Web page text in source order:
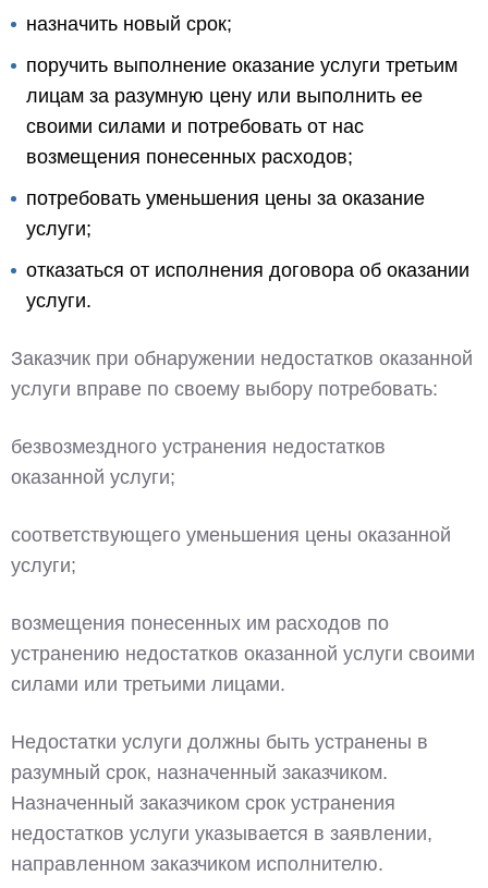
назначить новый срок;
поручить выполнение оказание услуги третьим
лицам за разумную цену или выполнить ее
своими силами и потребовать от нас
возмещения понесенных расходов;
потребовать уменьшения цены за оказание
услуги;
отказаться от исполнения договора об оказании
услуги.
Заказчик при обнаружении недостатков оказанной
услуги вправе по своему выбору потребовать:
безвозмездного устранения недостатков
оказанной услуги;
соответствующего уменьшения цены оказанной
услуги;
возмещения понесенных им расходов по
устранению недостатков оказанной услуги своими
силами или третьими лицами.
Недостатки услуги должны быть устранены в
разумный срок, назначенный заказчиком.
Назначенный заказчиком срок устранения
недостатков услуги указывается в заявлении,
направленном заказчиком исполнителю.